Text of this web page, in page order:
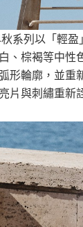
系列以「輕
、棕褐等中
形輪廓，並
片與刺繡重新